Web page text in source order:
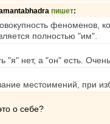
пишет:
феноменов,
полностью "им".
"я" нет, а "он" есть. Очень
местоимений, при
о себе?